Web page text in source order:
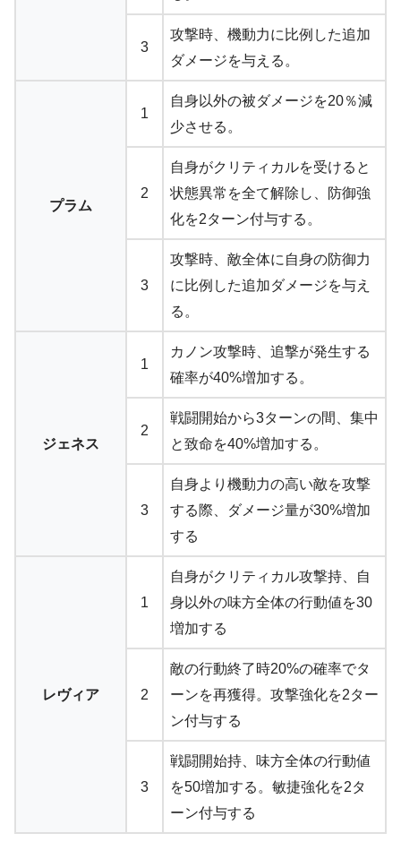
3
攻撃時、機動力に比例した追加
ダメージを与える。
プラム
1
自身以外の被ダメージを20％減
少させる。
2
自身がクリティカルを受けると
状態異常を全て解除し、防御強
化を2ターン付与する。
3
攻撃時、敵全体に自身の防御力
に比例した追加ダメージを与え
る。
ジェネス
1
カノン攻撃時、追撃が発生する
確率が40%増加する。
2
戦闘開始から3ターンの間、集中
と致命を40%増加する。
3
自身より機動力の高い敵を攻撃
する際、ダメージ量が30%増加
する
レヴィア
1
自身がクリティカル攻撃持、自
身以外の味方全体の行動値を30
増加する
2
敵の行動終了時20%の確率でタ
ーンを再獲得。攻撃強化を2ター
ン付与する
3
戦闘開始持、味方全体の行動値
を50増加する。敏捷強化を2タ
ーン付与する